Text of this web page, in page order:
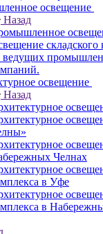
освещение
Назад
складского
ведущих
освещение
Назад
Челнах
в Уфе
в